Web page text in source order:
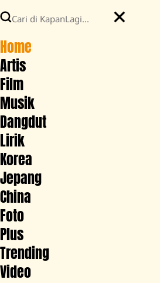
Home
Artis
Film
Musik
Dangdut
Lirik
Korea
Jepang
China
Foto
Plus
Trending
Video